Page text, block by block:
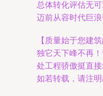
总体转化评估无
迈前从容时代巨浪
【质量始于您建
独它天下峰不再
处工程骄傲挺直
如若转载，请注